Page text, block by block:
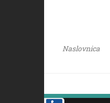
Naslovnica